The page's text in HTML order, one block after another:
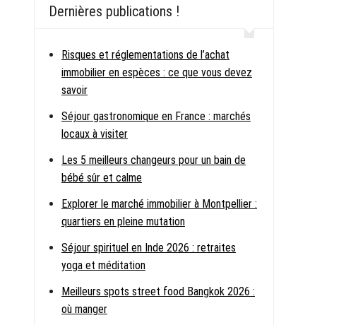
Dernières publications !
Risques et réglementations de l’achat
immobilier en espèces : ce que vous devez
savoir
Séjour gastronomique en France : marchés
locaux à visiter
Les 5 meilleurs changeurs pour un bain de
bébé sûr et calme
Explorer le marché immobilier à Montpellier :
quartiers en pleine mutation
Séjour spirituel en Inde 2026 : retraites
yoga et méditation
Meilleurs spots street food Bangkok 2026 :
où manger